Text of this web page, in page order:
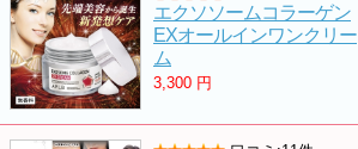
エクソソームコラーゲン
EXオールインワンクリー
ム
3,300 円